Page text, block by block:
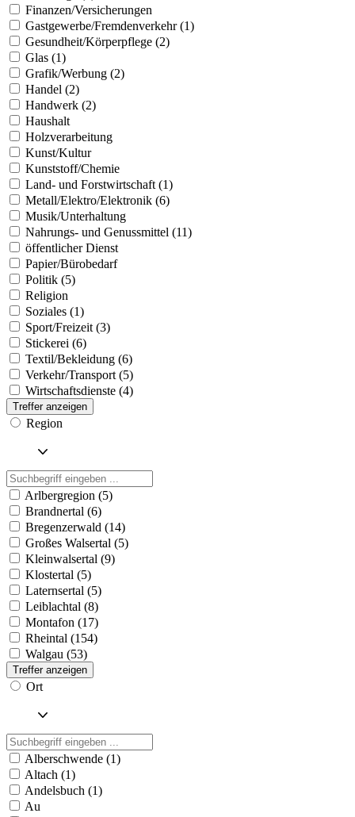
Finanzen/Versicherungen
Gastgewerbe/Fremdenverkehr (1)
Gesundheit/Körperpflege (2)
Glas (1)
Grafik/Werbung (2)
Handel (2)
Handwerk (2)
Haushalt
Holzverarbeitung
Kunst/Kultur
Kunststoff/Chemie
Land- und Forstwirtschaft (1)
Metall/Elektro/Elektronik (6)
Musik/Unterhaltung
Nahrungs- und Genussmittel (11)
öffentlicher Dienst
Papier/Bürobedarf
Politik (5)
Religion
Soziales (1)
Sport/Freizeit (3)
Stickerei (6)
Textil/Bekleidung (6)
Verkehr/Transport (5)
Wirtschaftsdienste (4)
Treffer anzeigen
Region
Arlbergregion (5)
Brandnertal (6)
Bregenzerwald (14)
Großes Walsertal (5)
Kleinwalsertal (9)
Klostertal (5)
Laternsertal (5)
Leiblachtal (8)
Montafon (17)
Rheintal (154)
Walgau (53)
Treffer anzeigen
Ort
Alberschwende (1)
Altach (1)
Andelsbuch (1)
Au